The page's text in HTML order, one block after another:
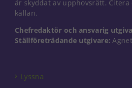
är skyddat av upphovsrätt. Citera
källan.
Chefredaktör och ansvarig
Ställföreträdande utgivare:
Lyssna